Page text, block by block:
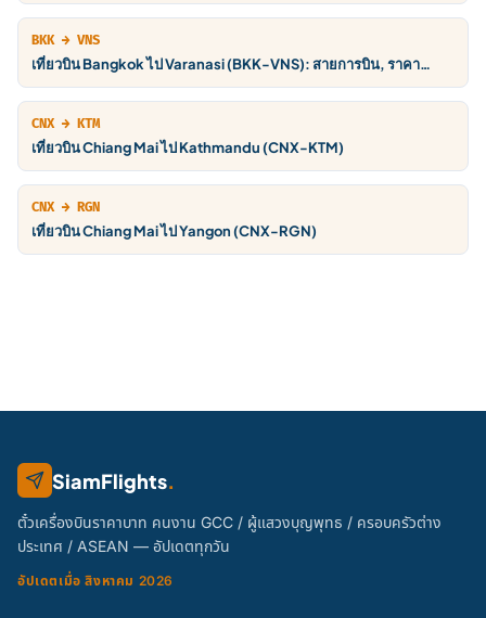
BKK → VNS
เที่ยวบิน Bangkok ไป Varanasi (BKK-VNS): สายการบิน, ราคา
CNX → KTM
เที่ยวบิน Chiang Mai ไป Kathmandu (CNX-KTM)
CNX → RGN
เที่ยวบิน Chiang Mai ไป Yangon (CNX-RGN)
SiamFlights.
ตั๋วเครื่องบินราคาบาท คนงาน GCC / ผู้แสวงบุญพุทธ / ครอบครัวต่าง
ประเทศ / ASEAN — อัปเดตทุกวัน
อัปเดตเมื่อ สิงหาคม 2026